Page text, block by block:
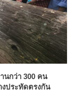
นกว่า 300 คน
ประทัดตรงกัน